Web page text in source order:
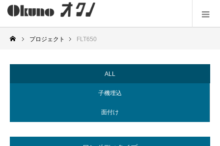
プロジェクト FLT650
ALL
子機埋込
セパレートタイプ
ワンボディタイプ
面付け